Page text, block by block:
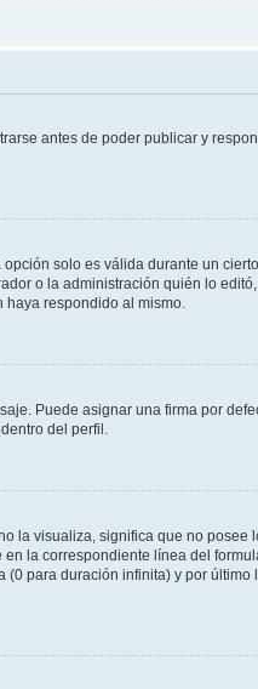
antes de poder publicar y
solo es válida durante un
o la administración quién lo
respondido al mismo.
Puede asignar una firma por
dentro del perfil.
la visualiza, significa que no posee
la correspondiente línea del
(0 para duración infinita) y por último